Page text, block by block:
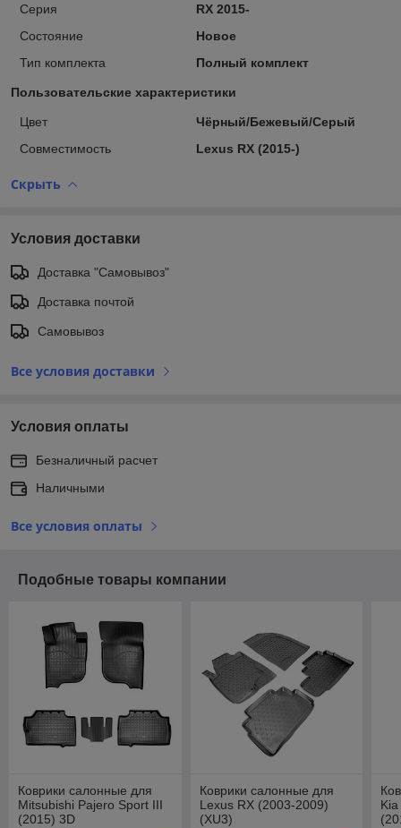
Серия
RX 2015-
Состояние
Новое
Тип комплекта
Полный комплект
Пользовательские характеристики
Цвет
Чёрный/Бежевый/Серый
Совместимость
Lexus RX (2015-)
Скрыть
Условия доставки
Доставка "Самовывоз"
Доставка почтой
Самовывоз
Все условия доставки
Условия оплаты
Безналичный расчет
Наличными
Все условия оплаты
Подобные товары компании
Коврики салонные для
Mitsubishi Pajero Sport III
(2015) 3D
Коврики салонные для
Lexus RX (2003-2009)
(XU3)